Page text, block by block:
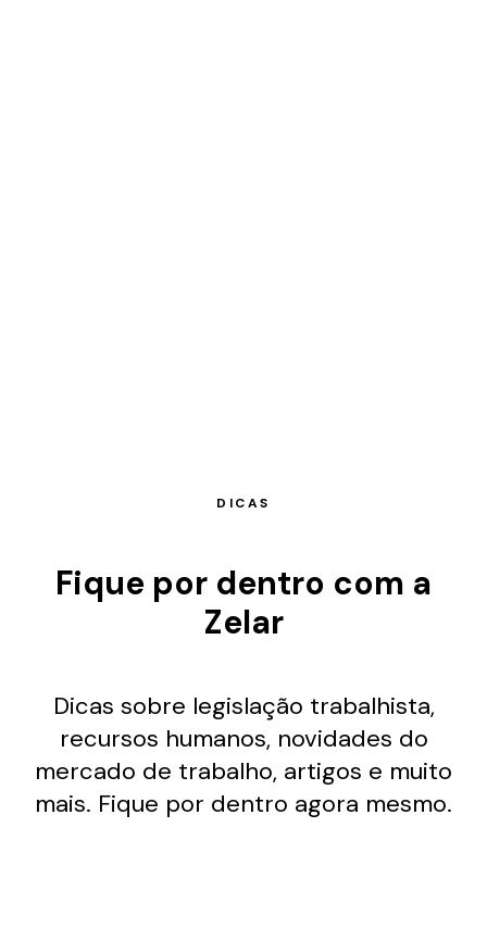
DICAS
Fique por dentro com a
Zelar
Dicas sobre legislação trabalhista,
recursos humanos, novidades do
mercado de trabalho, artigos e muito
mais. Fique por dentro agora mesmo.